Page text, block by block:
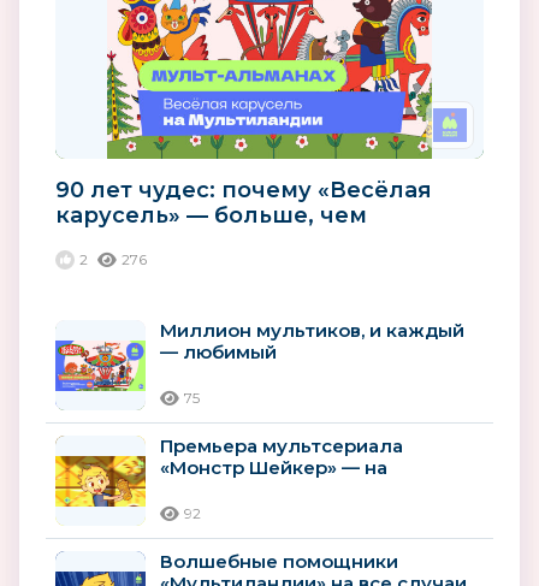
90 лет чудес: почему «Весёлая
карусель» — больше, чем
2 276
Миллион мультиков, и каждый
— любимый
75
Премьера мультсериала
«Монстр Шейкер» — на
92
Волшебные помощники